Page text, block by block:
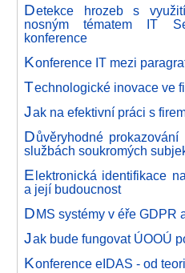
Detekce hrozeb s
nosným tématem IT
konference
Konference IT mezi
Technologické inovace ve
Jak na efektivní práci s
Důvěryhodné
službách soukromých
E lektronická identifikace
a její budoucnost
D MS systémy v éře GDPR
Jak bude fungovat ÚOOÚ
Konference eIDAS - od